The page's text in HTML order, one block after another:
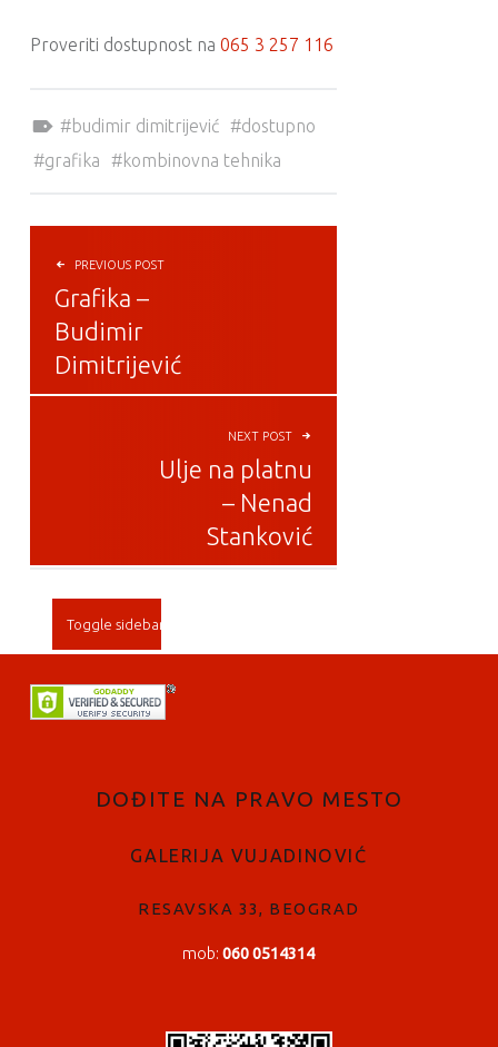
Proveriti dostupnost na 065 3 257 116
budimir dimitrijević
dostupno
grafika
kombinovna tehnika
POST NAVIGATION
PREVIOUS POST
Grafika –
Budimir
Dimitrijević
NEXT POST
Ulje na platnu
– Nenad
Stanković
SIDEBAR
Toggle sidebar
FOOTER SIDEBAR
DOĐITE NA PRAVO MESTO
GALERIJA VUJADINOVIĆ
RESAVSKA 33, BEOGRAD
mob:060 0514314